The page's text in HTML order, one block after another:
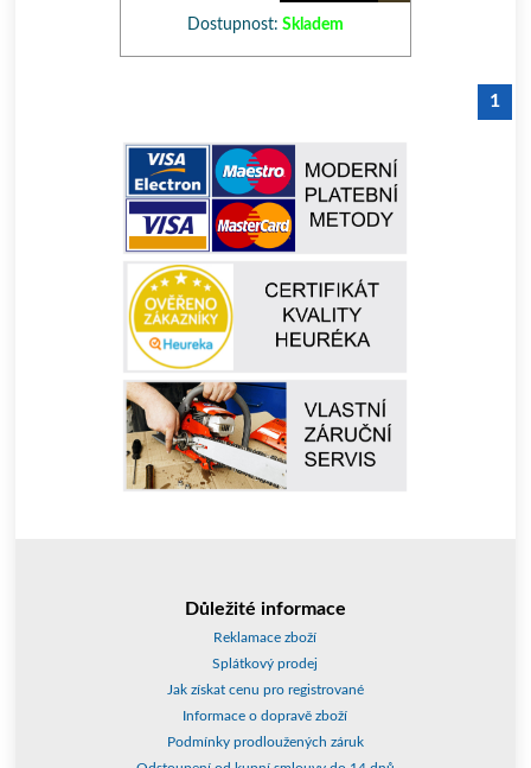
Dostupnost: Skladem
1
Důležité informace
Reklamace zboží
Splátkový prodej
Jak získat cenu pro registrované
Informace o dopravě zboží
Podmínky prodloužených záruk